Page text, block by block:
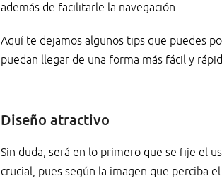
además de facilitarle la navegación.
Aquí te dejamos algunos tips que puedes
puedan llegar de una forma más fácil y
Diseño atractivo
Sin duda, será en lo primero que se fije el
crucial, pues según la imagen que perciba